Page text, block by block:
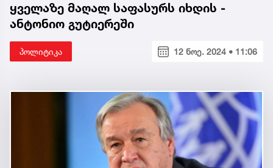
ყველაზე მაღალ საფასურს იხდის -
ანტონიო გუტიერეში
პოლიტიკა 12 ნოე. 2024 • 11:06